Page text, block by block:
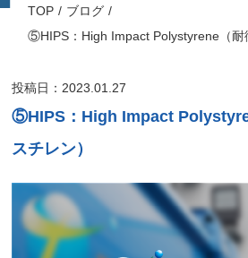
TOP
ブログ
⑤HIPS：High Impact Polystyrene（耐
投稿日：2023.01.27
⑤HIPS：High Impact
スチレン）